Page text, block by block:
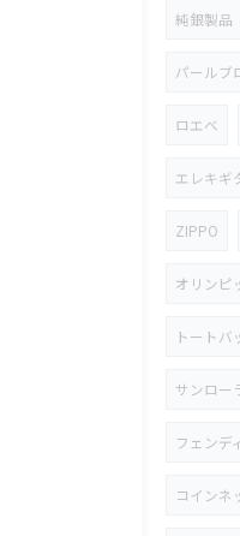
純銀製品
パールブ
ロエベ
エレキギ
ZIPPO
オリンピ
トートバ
サンロー
フェン
コインネ